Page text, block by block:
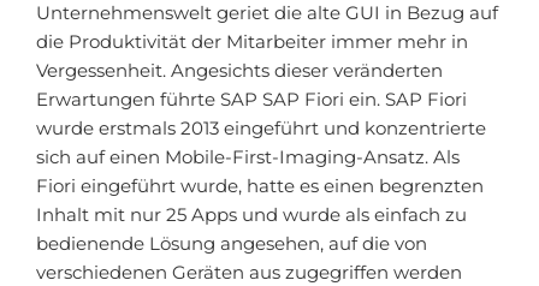
Unternehmenswelt geriet die alte GUI in Bezug auf
die Produktivität der Mitarbeiter immer mehr in
Vergessenheit. Angesichts dieser veränderten
Erwartungen führte SAP SAP Fiori ein. SAP Fiori
wurde erstmals 2013 eingeführt und konzentrierte
sich auf einen Mobile-First-Imaging-Ansatz. Als
Fiori eingeführt wurde, hatte es einen begrenzten
Inhalt mit nur 25 Apps und wurde als einfach zu
bedienende Lösung angesehen, auf die von
verschiedenen Geräten aus zugegriffen werden